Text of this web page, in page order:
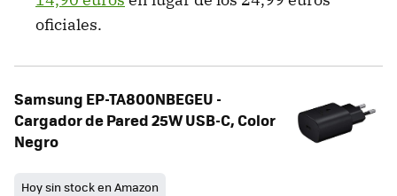
oficiales.
Samsung EP-TA800NBEGEU -
Cargador de Pared 25W USB-C, Color
Negro
Hoy sin stock en Amazon